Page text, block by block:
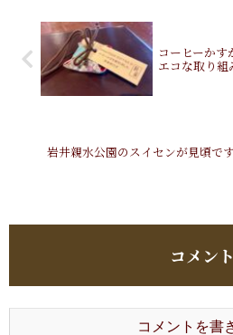
コーヒーか
エコな取り組
岩井親水公園のスイセンが見頃で
コメント
コメントを書